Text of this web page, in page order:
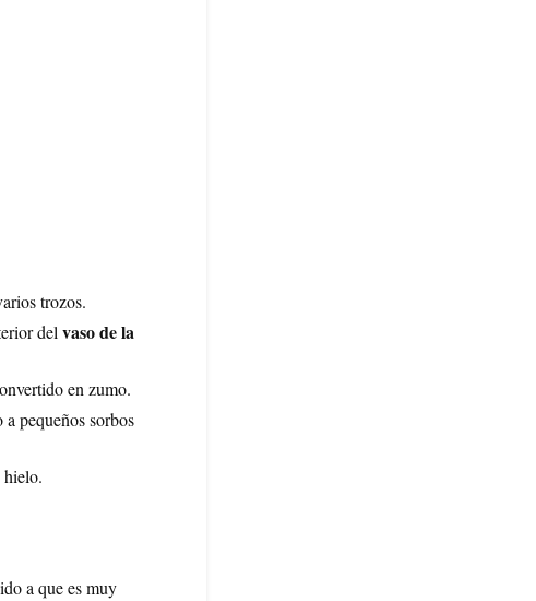
trozos.
delvaso de la
en zumo.
a pequeños sorbos
hielo.
a que es muy